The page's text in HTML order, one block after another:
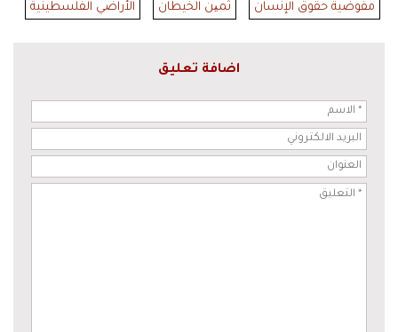
مفوضية حقوق الإنسان ثمین الخيطان الأراضي الفلسطينية
اضافة تعليق